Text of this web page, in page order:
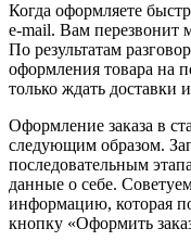
Когда оформляете
e-mail. Вам перезвонит
По результатам
оформления товара на
только ждать доставки
Оформление заказа в
следующим образом.
последовательным
данные о себе.
информацию, которая
кнопку «Оформить